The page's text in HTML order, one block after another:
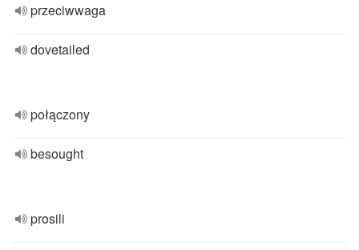
przeciwwaga
dovetailed
połączony
besought
prosili